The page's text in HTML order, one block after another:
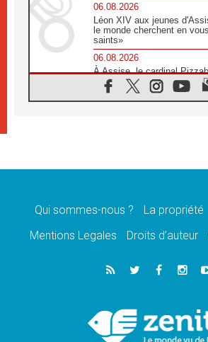
06.08.2026
Léon XIV aux jeunes
le monde cherchent en
saints»
06.08.2026
À Assise, le cardinal
«les chrétiens veulent la
06.08.2026
message de paix et de
«La visite du Pape en
05.08.2026
Le nonce en Ukraine: «Il
Léon XIV au Pérou, une
un peuple en quête de paix
Qui sommes-nous ? La propriété
Mentions Legales
Droits d’auteur